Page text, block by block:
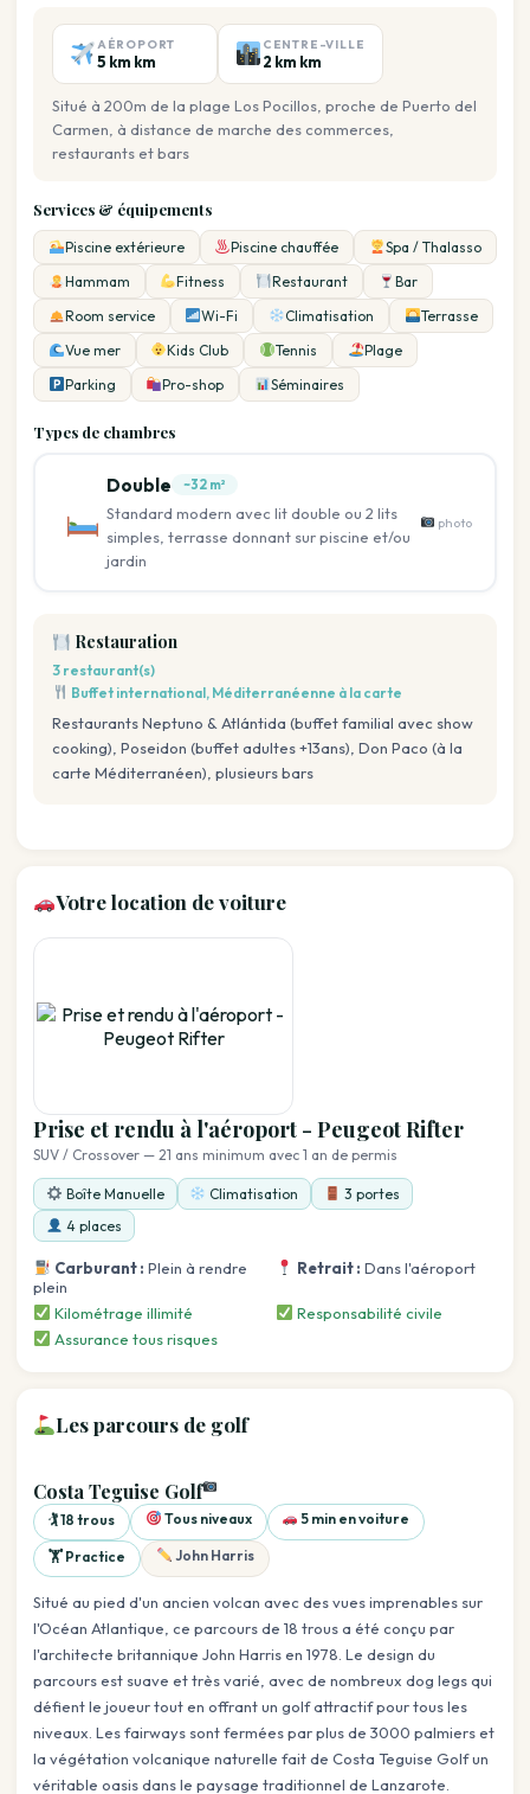
AÉROPORT
5 km km
CENTRE-VILLE
2 km km
Situé à 200m de la plage Los Pocillos, proche de Puerto del
Carmen, à distance de marche des commerces,
restaurants et bars
Services & équipements
Piscine extérieure Piscine chauffée
Spa / Thalasso
Hammam
Fitness Restaurant
Bar
Room service
Wi-Fi Climatisation
Terrasse
Vue mer
Kids Club Tennis
Plage
Parking
Pro-shop Séminaires
Types de chambres
Double ~32 m²
Standard modern avec lit double ou 2 lits
simples, terrasse donnant sur piscine et/ou
jardin
photo
Restauration
3 restaurant(s)
Buffet international, Méditerranéenne à la carte
Restaurants Neptuno & Atlántida (buffet familial avec show
cooking), Poseidon (buffet adultes +13ans), Don Paco (à la
carte Méditerranéen), plusieurs bars
Votre location de voiture
Prise et rendu à l'aéroport - Peugeot Rifter
SUV / Crossover — 21 ans minimum avec 1 an de permis
Boîte Manuelle Climatisation
3 portes
4 places
Carburant : Plein à rendre
plein
Retrait : Dans l'aéroport
Kilométrage illimité
Responsabilité civile
Assurance tous risques
Les parcours de golf
Costa Teguise Golf
🏌️ 18 trous Tous niveaux 5 min en voiture
🏋️ Practice John Harris
Situé au pied d'un ancien volcan avec des vues imprenables sur
l'Océan Atlantique, ce parcours de 18 trous a été conçu par
l'architecte britannique John Harris en 1978. Le design du
parcours est suave et très varié, avec de nombreux dog legs qui
défient le joueur tout en offrant un golf attractif pour tous les
niveaux. Les fairways sont fermées par plus de 3000 palmiers et
la végétation volcanique naturelle fait de Costa Teguise Golf un
véritable oasis dans le paysage traditionnel de Lanzarote.